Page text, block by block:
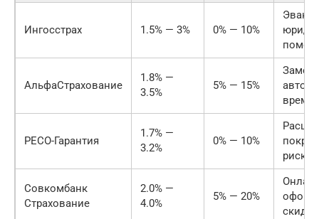
Ингосстрах 1.5% — 3% 0% — 10%
АльфаСтрахование
1.8% —
3.5%
5% — 15%
время
РЕСО-Гарантия
1.7% —
3.2%
0% — 10%
рисков
Совкомбанк
Страхование
2.0% —
4.0%
5% — 20%
скидки